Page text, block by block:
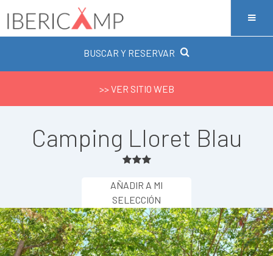
BUSCAR Y RESERVAR
>> VER SITIO WEB
Camping Lloret Blau
AÑADIR A MI
SELECCIÓN